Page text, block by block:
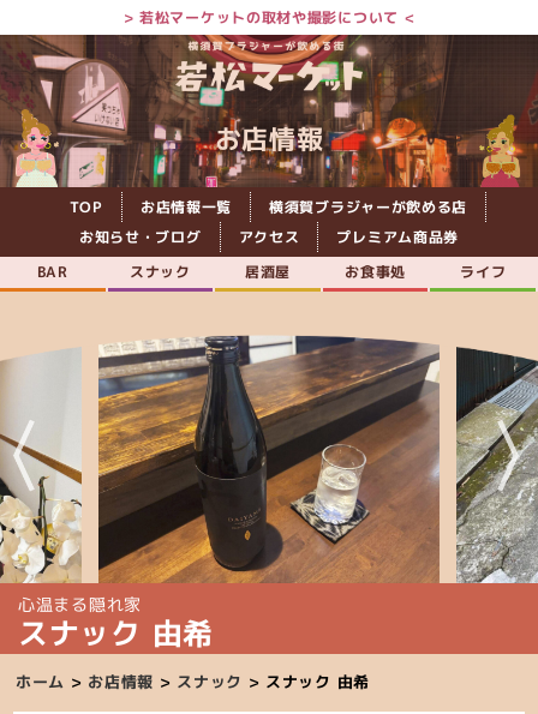
> 若松マーケットの取材や撮影について <
お店情報
TOP お店情報一覧
横須賀ブラジャーが飲める店
お知らせ・ブログ
アクセス
プレミアム商品券
BAR
スナック 居酒屋 お食事処 ライフ
心温まる隠れ家
スナック 由希
ホーム > お店情報 > スナック > スナック 由希